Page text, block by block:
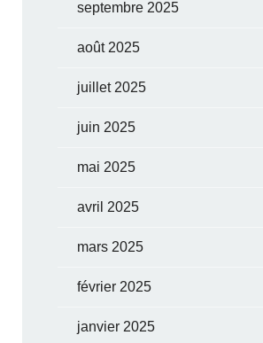
septembre 2025
août 2025
juillet 2025
juin 2025
mai 2025
avril 2025
mars 2025
février 2025
janvier 2025